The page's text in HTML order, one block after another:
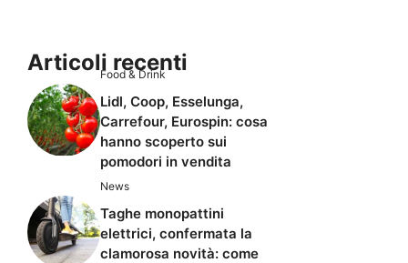
Articoli recenti
Food & Drink
Lidl, Coop, Esselunga,
Carrefour, Eurospin: cosa
hanno scoperto sui
pomodori in vendita
News
Taghe monopattini
elettrici, confermata la
clamorosa novità: come